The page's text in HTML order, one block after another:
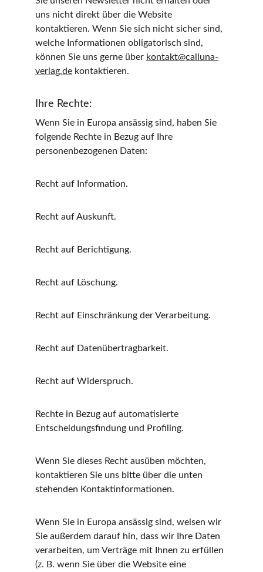
uns nicht direkt über die Website
kontaktieren. Wenn Sie sich nicht sicher sind,
welche Informationen obligatorisch sind,
können Sie uns gerne über kontakt@calluna-
verlag.de kontaktieren.
Ihre Rechte:
Wenn Sie in Europa ansässig sind, haben Sie
folgende Rechte in Bezug auf Ihre
personenbezogenen Daten:
Recht auf Information.
Recht auf Auskunft.
Recht auf Berichtigung.
Recht auf Löschung.
Recht auf Einschränkung der Verarbeitung.
Recht auf Datenübertragbarkeit.
Recht auf Widerspruch.
Rechte in Bezug auf automatisierte
Entscheidungsfindung und Profiling.
Wenn Sie dieses Recht ausüben möchten,
kontaktieren Sie uns bitte über die unten
stehenden Kontaktinformationen.
Wenn Sie in Europa ansässig sind, weisen wir
Sie außerdem darauf hin, dass wir Ihre Daten
verarbeiten, um Verträge mit Ihnen zu erfüllen
(z. B. wenn Sie über die Website eine